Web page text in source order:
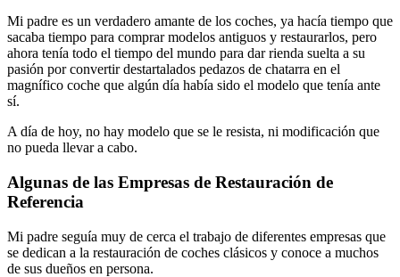
Mi padre es un verdadero amante de los coches, ya hacía tiempo que
sacaba tiempo para comprar modelos antiguos y restaurarlos, pero
ahora tenía todo el tiempo del mundo para dar rienda suelta a su
pasión por convertir destartalados pedazos de chatarra en el
magnífico coche que algún día había sido el modelo que tenía ante
sí.
A día de hoy, no hay modelo que se le resista, ni modificación que
no pueda llevar a cabo.
Algunas de las Empresas de Restauración de
Referencia
Mi padre seguía muy de cerca el trabajo de diferentes empresas que
se dedican a la restauración de coches clásicos y conoce a muchos
de sus dueños en persona.